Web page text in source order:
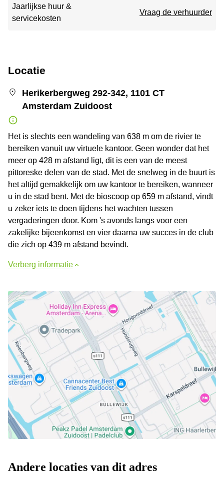
Jaarlijkse huur &
servicekosten
Vraag de verhuurder
Locatie
Herikerbergweg 292-342, 1101 CT
Amsterdam Zuidoost
Het is slechts een wandeling van 638 m om de rivier te
bereiken vanuit uw virtuele kantoor. Geen wonder dat het
meer op 428 m afstand ligt, dit is een van de meest
pittoreske delen van de stad. Met de snelweg in de buurt is
het altijd gemakkelijk om uw kantoor te bereiken, wanneer
u in de stad bent. Met de bioscoop op 659 m afstand, vindt
u zeker iets te doen tijdens het wachten tussen
vergaderingen door. Kom 's avonds langs voor een
zakelijke bijeenkomst en vier daarna uw succes in de club
die zich op 439 m afstand bevindt.
Verberg informatie
Andere locaties van dit adres